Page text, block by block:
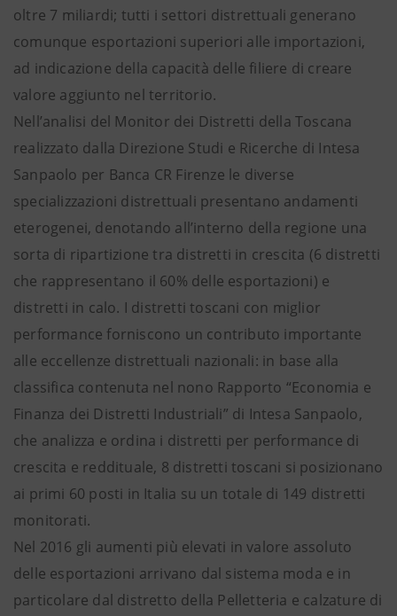
oltre 7 miliardi; tutti i settori distrettuali generano
comunque esportazioni superiori alle importazioni,
ad indicazione della capacità delle filiere di creare
valore aggiunto nel territorio.
Nell’analisi del Monitor dei Distretti della Toscana
realizzato dalla Direzione Studi e Ricerche di Intesa
Sanpaolo per Banca CR Firenze le diverse
specializzazioni distrettuali presentano andamenti
eterogenei, denotando all’interno della regione una
sorta di ripartizione tra distretti in crescita (6 distretti
che rappresentano il 60% delle esportazioni) e
distretti in calo. I distretti toscani con miglior
performance forniscono un contributo importante
alle eccellenze distrettuali nazionali: in base alla
classifica contenuta nel nono Rapporto “Economia e
Finanza dei Distretti Industriali” di Intesa Sanpaolo,
che analizza e ordina i distretti per performance di
crescita e reddituale, 8 distretti toscani si posizionano
ai primi 60 posti in Italia su un totale di 149 distretti
monitorati.
Nel 2016 gli aumenti più elevati in valore assoluto
delle esportazioni arrivano dal sistema moda e in
particolare dal distretto della Pelletteria e calzature di